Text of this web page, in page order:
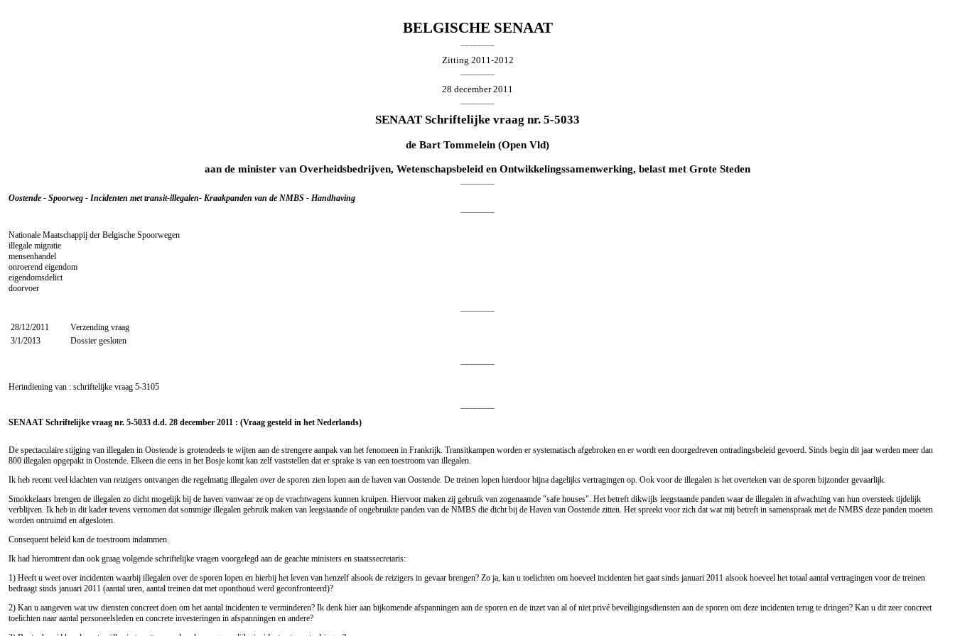
BELGISCHE SENAAT
Zitting 2011-2012
28 december 2011
SENAAT Schriftelijke vraag nr. 5-5033
de Bart Tommelein (Open Vld)
aan de minister van Overheidsbedrijven, Wetenschapsbeleid en Ontwikkelingssamenwerking, belast met Grote Steden
Oostende - Spoorweg - Incidenten met transit-illegalen- Kraakpanden van de NMBS - Handhaving
Nationale Maatschappij der Belgische Spoorwegen
illegale migratie
mensenhandel
onroerend eigendom
eigendomsdelict
doorvoer
28/12/2011
Verzending vraag
3/1/2013
Dossier gesloten
Herindiening van : schriftelijke vraag 5-3105
SENAAT Schriftelijke vraag nr. 5-5033 d.d. 28 december 2011 : (Vraag gesteld in het Nederlands)
De spectaculaire stijging van illegalen in Oostende is grotendeels te wijten aan de strengere aanpak van het fenomeen in Frankrijk. Transitkampen worden er systematisch afgebroken en er wordt een doorgedreven ontradingsbeleid gevoerd. Sinds begin dit jaar werden meer dan
800 illegalen opgepakt in Oostende. Elkeen die eens in het Bosje komt kan zelf vaststellen dat er sprake is van een toestroom van illegalen.
Ik heb recent veel klachten van reizigers ontvangen die regelmatig illegalen over de sporen zien lopen aan de haven van Oostende. De treinen lopen hierdoor bijna dagelijks vertragingen op. Ook voor de illegalen is het overteken van de sporen bijzonder gevaarlijk.
Smokkelaars brengen de illegalen zo dicht mogelijk bij de haven vanwaar ze op de vrachtwagens kunnen kruipen. Hiervoor maken zij gebruik van zogenaamde "safe houses". Het betreft dikwijls leegstaande panden waar de illegalen in afwachting van hun oversteek tijdelijk
verblijven. Ik heb in dit kader tevens vernomen dat sommige illegalen gebruik maken van leegstaande of ongebruikte panden van de NMBS die dicht bij de Haven van Oostende zitten. Het spreekt voor zich dat wat mij betreft in samenspraak met de NMBS deze panden moeten
worden ontruimd en afgesloten.
Consequent beleid kan de toestroom indammen.
Ik had hieromtrent dan ook graag volgende schriftelijke vragen voorgelegd aan de geachte ministers en staatssecretaris:
1) Heeft u weet over incidenten waarbij illegalen over de sporen lopen en hierbij het leven van henzelf alsook de reizigers in gevaar brengen? Zo ja, kan u toelichten om hoeveel incidenten het gaat sinds januari 2011 alsook hoeveel het totaal aantal vertragingen voor de treinen
bedraagt sinds januari 2011 (aantal uren, aantal treinen dat met oponthoud werd geconfronteerd)?
2) Kan u aangeven wat uw diensten concreet doen om het aantal incidenten te verminderen? Ik denk hier aan bijkomende afspanningen aan de sporen en de inzet van al of niet privé beveiligingsdiensten aan de sporen om deze incidenten terug te dringen? Kan u dit zeer concreet
toelichten naar aantal personeelsleden en concrete investeringen in afspanningen en andere?